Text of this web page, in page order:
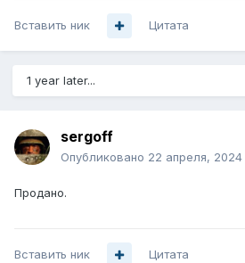
Вставить ник Цитата
1 year later...
sergoff
Опубликовано 22 апреля, 2024
Продано.
Вставить ник Цитата